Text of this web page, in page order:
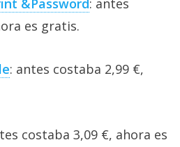
es gratis.
: antes costaba 2,99 €,
costaba 3,09 €, ahora es